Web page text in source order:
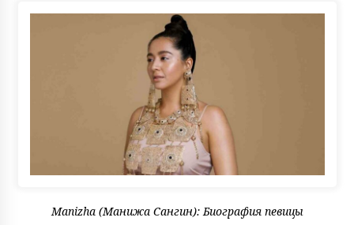
Manizha (Манижа Сангин): Биография певицы